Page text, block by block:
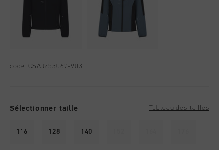
code: CSAJ253067-903
Sélectionner taille Tableau des tailles
116 128 140